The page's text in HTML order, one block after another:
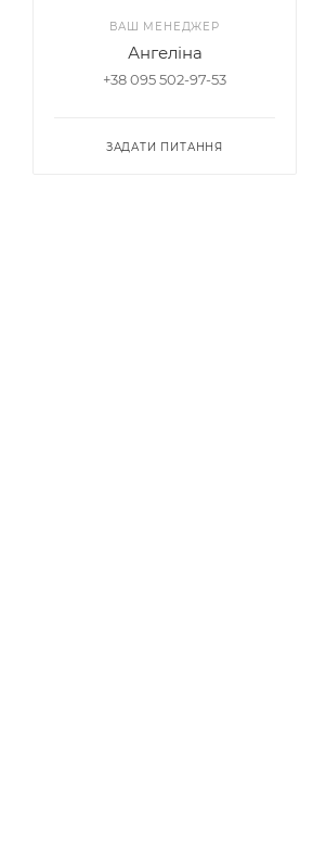
ВАШ МЕНЕДЖЕР
Ангеліна
+38 095 502-97-53
ЗАДАТИ ПИТАННЯ